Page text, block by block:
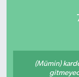
(Mümin)